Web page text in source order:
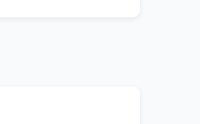
、コンサルタン